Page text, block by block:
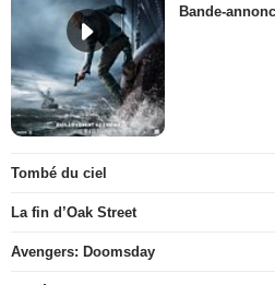
Bande-
Tombé du ciel
La fin d’Oak Street
Avengers: Doomsday